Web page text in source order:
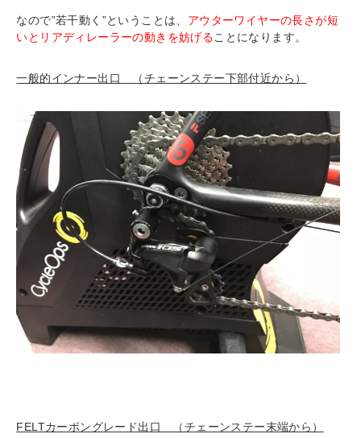
なので”若干動く”ということは、 アウターワイヤーの長さが短
いとリアディレーラーの動きを妨げることになります。
一般的インナー出口 （チェーンステー下部付近から）
FELTカーボングレード出口 （チェーンステー末端から）